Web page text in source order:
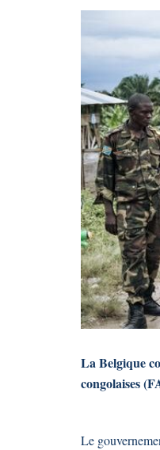
La Belgique
congolaises
Le